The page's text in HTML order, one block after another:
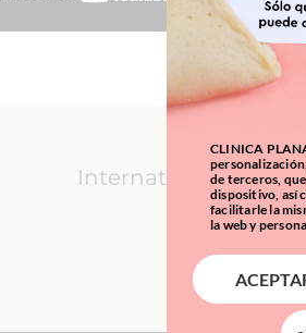
International
CLINICA
de terceros,
dispositivo, así
facilitarle la
la web y